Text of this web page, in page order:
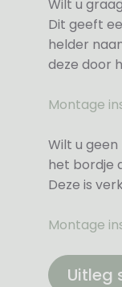
Wilt u
Dit geeft
helder
deze door
Montage
Wilt u
het bordje
Deze is
Montage
Uitleg